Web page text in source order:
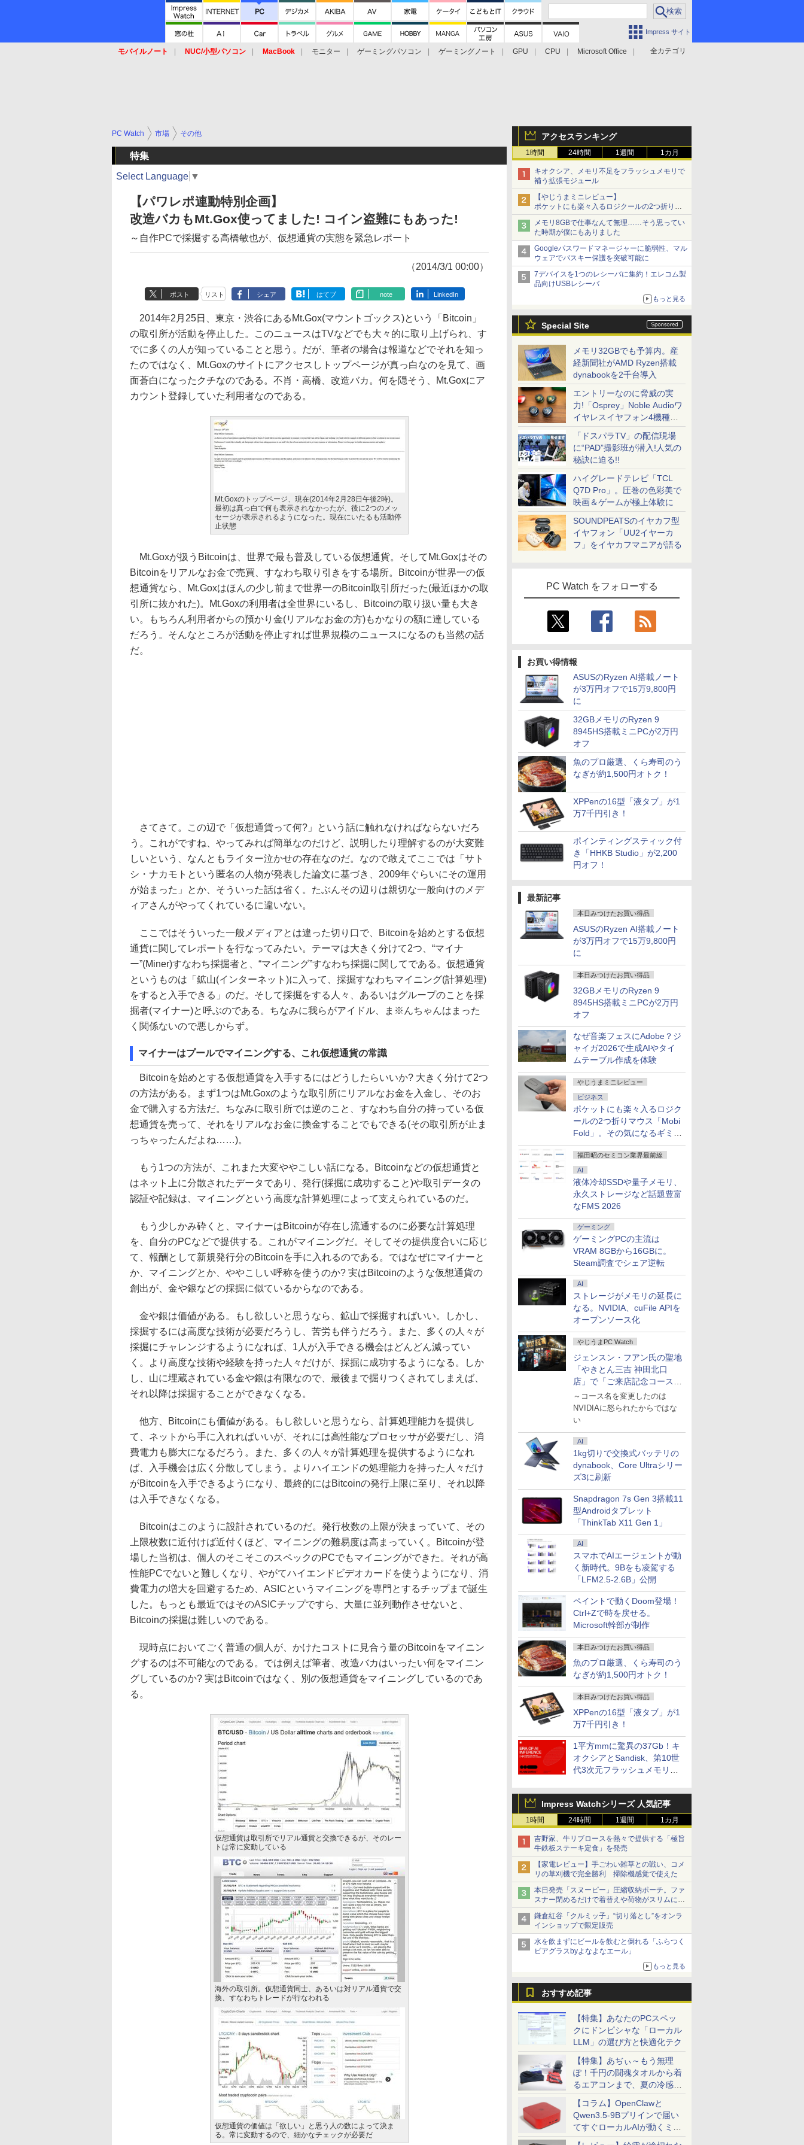
Impress サイト
全カテゴリ
モバイルノート NUC/小型パソコン MacBook モニター ゲーミングパソコン ゲーミングノート GPU CPU
Microsoft Office
アクセスランキング
1時間 24時間 1週間 1カ月
キオクシア、メモリ不足をフラッシュメモリで
補う拡張モジュール
【やじうまミニレビュー】
ポケットにも楽々入るロジクールの2つ折りマ
ウス「Mobi Fold」。その気になるギミックと
は？
メモリ8GBで仕事なんて無理……そう思ってい
た時期が僕にもありました
Googleパスワードマネージャーに脆弱性、マル
ウェアでパスキー保護を突破可能に
7デバイスを1つのレシーバに集約！エレコム製
品向けUSBレシーバ
もっと見る
Special Site
メモリ32GBでも予算内。産
経新聞社がAMD Ryzen搭載
dynabookを2千台導入
エントリーなのに脅威の実
力!「Osprey」Noble Audioワ
イヤレスイヤフォン4機種を
一気に聴く
「ドスパラTV」の配信現場
に“PAD”撮影班が潜入!人気の
秘訣に迫る!!
ハイグレードテレビ「TCL
Q7D Pro」。圧巻の色彩美で
映画＆ゲームが極上体験に
SOUNDPEATSのイヤカフ型
イヤフォン「UU2イヤーカ
フ」をイヤカフマニアが語る
PC Watch をフォローする
お買い得情報
ASUSのRyzen AI搭載ノート
が3万円オフで15万9,800円
に
32GBメモリのRyzen 9
8945HS搭載ミニPCが2万円
オフ
魚のプロ厳選、くら寿司のう
なぎが約1,500円オトク！
XPPenの16型「液タブ」が1
万7千円引き！
ポインティングスティック付
き「HHKB Studio」が2,200
円オフ！
最新記事
本日みつけたお買い得品
ASUSのRyzen AI搭載ノート
が3万円オフで15万9,800円
に
本日みつけたお買い得品
32GBメモリのRyzen 9
8945HS搭載ミニPCが2万円
オフ
なぜ音楽フェスにAdobe？ジ
ャイガ2026で生成AIやタイ
ムテーブル作成を体験
やじうまミニレビュー
ビジネス
ポケットにも楽々入るロジク
ールの2つ折りマウス「Mobi
Fold」。その気になるギミッ
クとは？
福田昭のセミコン業界最前線
AI
液体冷却SSDや量子メモリ、
永久ストレージなど話題豊富
なFMS 2026
ゲーミング
ゲーミングPCの主流は
VRAM 8GBから16GBに。
Steam調査でシェア逆転
AI
ストレージがメモリの延長に
なる。NVIDIA、cuFile APIを
オープンソース化
やじうまPC Watch
ジェンスン・フアン氏の聖地
「やきとん三吉 神田北口
店」で「ご来店記念コース」
を娘と堪能
～コース名を変更したのは
NVIDIAに怒られたからではな
い
AI
1kg切りで交換式バッテリの
dynabook、Core Ultraシリー
ズ3に刷新
Snapdragon 7s Gen 3搭載11
型Androidタブレット
「ThinkTab X11 Gen 1」
AI
スマホでAIエージェントが動
く新時代。9Bをも凌駕する
「LFM2.5-2.6B」公開
ペイントで動くDoom登場！
Ctrl+Zで時を戻せる。
Microsoft幹部が制作
本日みつけたお買い得品
魚のプロ厳選、くら寿司のう
なぎが約1,500円オトク！
本日みつけたお買い得品
XPPenの16型「液タブ」が1
万7千円引き！
1平方mmに驚異の37Gb！キ
オクシアとSandisk、第10世
代3次元フラッシュメモリを
Impress Watchシリーズ 人気記事
1時間 24時間 1週間 1カ月
吉野家、牛リブロースを熱々で提供する「極旨
牛鉄板ステーキ定食」を発売
【家電レビュー】手ごわい雑草との戦い、コメ
リの草刈機で完全勝利 掃除機感覚で使えた
本日発売「スヌーピー」圧縮収納ポーチ。ファ
スナー閉めるだけで着替えや荷物がスリムにま
とまる
鎌倉紅谷「クルミッ子」“切り落とし”をオンラ
インショップで限定販売
水を飲まずにビールを飲むと倒れる「ふらつく
ビアグラスbyよなよなエール」
もっと見る
おすすめ記事
【特集】あなたのPCスペッ
クにドンピシャな「ローカル
LLM」の選び方と快適化テク
【特集】あぢぃ～もう無理
ぽ！千円の闘魂タオルから着
るエアコンまで、夏の冷感グ
ッズ一挙紹介
【コラム】OpenClawと
Qwen3.5-9Bプリインで届い
てすぐローカルAIが動くミニ
PC「SER9 Pro」
PC Watch 市場 その他
特集
Select Language ▼
【パワレポ連動特別企画】
改造バカもMt.Gox使ってました! コイン盗難にもあった!
～自作PCで採掘する高橋敏也が、仮想通貨の実態を緊急レポート
（2014/3/1 00:00）
ポスト リスト シェア はてブ note LinkedIn
2014年2月25日、東京・渋谷にあるMt.Gox(マウントゴックス)という「Bitcoin」
の取引所が活動を停止した。このニュースはTVなどでも大々的に取り上げられ、す
でに多くの人が知っていることと思う。だが、筆者の場合は報道などでそれを知っ
たのではなく、Mt.Goxのサイトにアクセスしトップページが真っ白なのを見て、画
面蒼白になったクチなのである。不肖・高橋、改造バカ。何を隠そう、Mt.Goxにア
カウント登録していた利用者なのである。
Mt.Goxのトップページ、現在(2014年2月28日午後2時)。
最初は真っ白で何も表示されなかったが、後に2つのメッ
セージが表示されるようになった。現在にいたるも活動停
止状態
Mt.Goxが扱うBitcoinは、世界で最も普及している仮想通貨。そしてMt.Goxはその
Bitcoinをリアルなお金で売買、すなわち取り引きをする場所。Bitcoinが世界一の仮
想通貨なら、Mt.Goxはほんの少し前まで世界一のBitcoin取引所だった(最近ほかの取
引所に抜かれた)。Mt.Goxの利用者は全世界にいるし、Bitcoinの取り扱い量も大き
い。もちろん利用者からの預かり金(リアルなお金の方)もかなりの額に達している
だろう。そんなところが活動を停止すれば世界規模のニュースになるのも当然の話
だ。
さてさて。この辺で「仮想通貨って何?」という話に触れなければならないだろ
う。これがですね、やってみれば簡単なのだけど、説明したり理解するのが大変難
しいという、なんともライター泣かせの存在なのだ。なので敢えてここでは「サト
シ・ナカモトという匿名の人物が発表した論文に基づき、2009年ぐらいにその運用
が始まった」とか、そういった話は省く。たぶんその辺りは親切な一般向けのメデ
ィアさんがやってくれているに違いない。
ここではそういった一般メディアとは違った切り口で、Bitcoinを始めとする仮想
通貨に関してレポートを行なってみたい。テーマは大きく分けて2つ、“マイナ
ー”(Miner)すなわち採掘者と、“マイニング”すなわち採掘に関してである。仮想通貨
というものは「鉱山(インターネット)に入って、採掘すなわちマイニング(計算処理)
をすると入手できる」のだ。そして採掘をする人々、あるいはグループのことを採
掘者(マイナー)と呼ぶのである。ちなみに我らがアイドル、ま※んちゃんはまった
く関係ないので悪しからず。
マイナーはプールでマイニングする、これ仮想通貨の常識
Bitcoinを始めとする仮想通貨を入手するにはどうしたらいいか? 大きく分けて2つ
の方法がある。まず1つはMt.Goxのような取引所にリアルなお金を入金し、そのお
金で購入する方法だ。ちなみに取引所では逆のこと、すなわち自分の持っている仮
想通貨を売って、それをリアルなお金に換金することでもできる(その取引所が止ま
っちゃったんだよね……)。
もう1つの方法が、これまた大変ややこしい話になる。Bitcoinなどの仮想通貨と
はネット上に分散されたデータであり、発行(採掘に成功すること)や取引データの
認証や記録は、マイニングという高度な計算処理によって支えられているのだ。
もう少しかみ砕くと、マイナーはBitcoinが存在し流通するのに必要な計算処理
を、自分のPCなどで提供する。これがマイニングだ。そしてその提供度合いに応じ
て、報酬として新規発行分のBitcoinを手に入れるのである。ではなぜにマイナーと
か、マイニングとか、ややこしい呼称を使うのか? 実はBitcoinのような仮想通貨の
創出が、金や銀などの採掘に似ているからなのである。
金や銀は価値がある。もし欲しいと思うなら、鉱山で採掘すればいい。しかし、
採掘するには高度な技術が必要だろうし、苦労も伴うだろう。また、多くの人々が
採掘にチャレンジするようになれば、1人が入手できる機会はどんどん減ってい
く。より高度な技術や経験を持った人々だけが、採掘に成功するようになる。しか
し、山に埋蔵されている金や銀は有限なので、最後まで掘りつくされてしまえば、
それ以降は採掘することができなくなる。
他方、Bitcoinにも価値がある。もし欲しいと思うなら、計算処理能力を提供し
て、ネットから手に入れればいいが、それには高性能なプロセッサが必要だし、消
費電力も膨大になるだろう。また、多くの人々が計算処理を提供するようになれ
ば、入手機会は広く分散してしまう。よりハイエンドの処理能力を持った人々だけ
がBitcoinを入手できるようになり、最終的にはBitcoinの発行上限に至り、それ以降
は入手できなくなる。
Bitcoinはこのように設計されているのだ。発行枚数の上限が決まっていて、その
上限枚数に近付けば近付くほど、マイニングの難易度は高まっていく。Bitcoinが登
場した当初は、個人のそこそこのスペックのPCでもマイニングができた。それが高
性能PCでないと難しくなり、やがてハイエンドビデオカードを使うようになり、消
費電力の増大を回避するため、ASICというマイニングを専門とするチップまで誕生
した。もっとも最近ではそのASICチップですら、大量に並列動作させないと、
Bitcoinの採掘は難しいのである。
現時点においてごく普通の個人が、かけたコストに見合う量のBitcoinをマイニン
グするのは不可能なのである。では例えば筆者、改造バカはいったい何をマイニン
グしているのか? 実はBitcoinではなく、別の仮想通貨をマイニングしているのであ
る。
仮想通貨は取引所でリアル通貨と交換できるが、そのレー
トは常に変動している
海外の取引所。仮想通貨同士、あるいは対リアル通貨で交
換、すなわちトレードが行なわれる
仮想通貨の価値は「欲しい」と思う人の数によって決ま
る。常に変動するので、細かなチェックが必要だ